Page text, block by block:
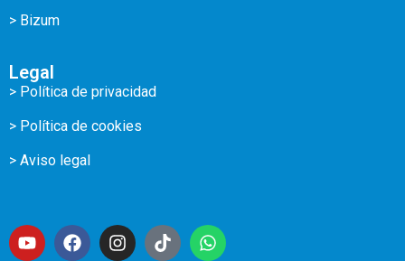
> Bizum
Legal
> Política de privacidad
> Política de cookies
> Aviso legal